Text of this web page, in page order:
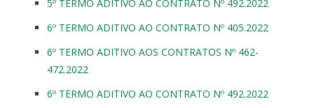
5º TERMO ADITIVO AO CONTRATO Nº 492.2022
6º TERMO ADITIVO AO CONTRATO Nº 405.2022
6º TERMO ADITIVO AOS CONTRATOS Nº 462-
472.2022
6º TERMO ADITIVO AO CONTRATO Nº 492.2022